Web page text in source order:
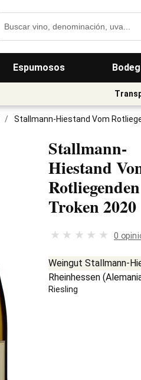
Espumosos
/ Stallmann-Hiestand Vom
Stallmann-
Hiestand
Rotliegenden
Troken2020
0
Weingut Stallmann-
Rheinhessen (
Riesling